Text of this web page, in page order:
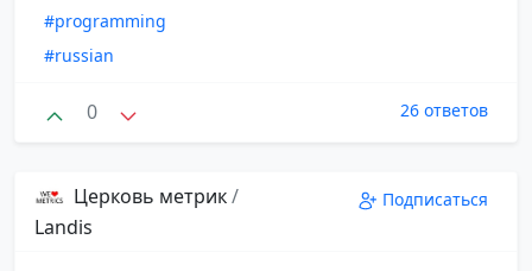
#programming
#russian
0 26 ответов
Церковь метрик/
Landis
Подписаться